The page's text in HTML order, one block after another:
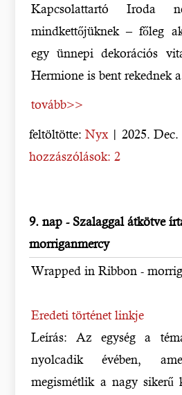
Kapcsolattartó Iroda
mindkettőjüknek – főleg
egy ünnepi dekorációs
Hermione is bent rekednek
tovább>>
feltöltötte:Nyx | 2025. Dec.
hozzászólások: 2
9. nap - Szalaggal átkötve
morriganmercy
Wrapped in Ribbon -
Eredeti történet linkje
Leírás: Az egység a
nyolcadik évében,
megismétlik a nagy sikerű